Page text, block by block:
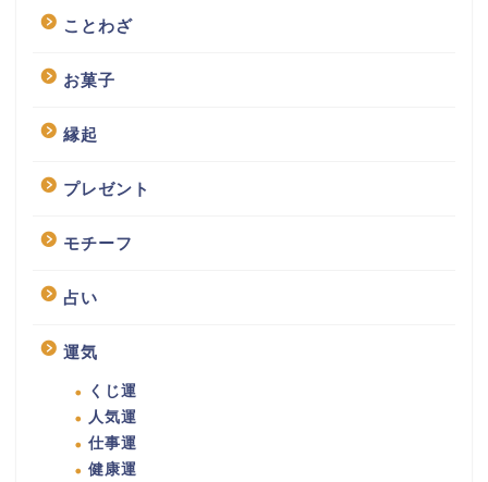
ことわざ
お菓子
縁起
プレゼント
モチーフ
占い
運気
くじ運
人気運
仕事運
健康運